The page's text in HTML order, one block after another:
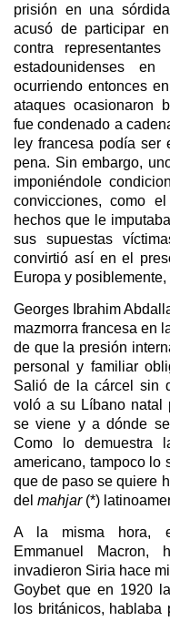
prisión en una
acusó de participar
contra
estadounidenses
ocurriendo entonces
ataques ocasionaron
fue condenado a
ley francesa podía ser
pena. Sin embargo,
imponiéndole
convicciones, como
hechos que le
sus supuestas
convirtió así en el
Europa y
Georges Ibrahim
mazmorra francesa en
de que la presión
personal y familiar
Salió de la cárcel sin
voló a su Líbano natal
se viene y a dónde
Como lo demuestra
americano, tampoco lo
que de paso se quiere
del mahjar(*)
A la misma hora,
Emmanuel Macron,
invadieron Siria hace
Goybet que en 1920
los británicos,